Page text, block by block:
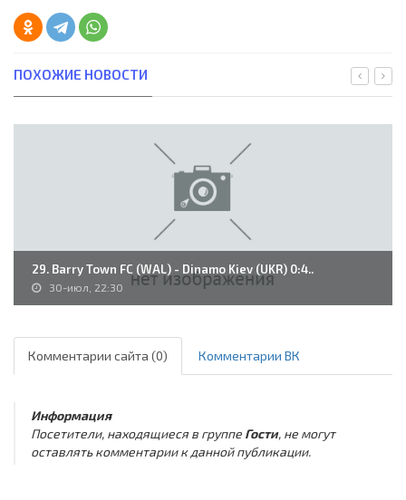
ПОХОЖИЕ НОВОСТИ
29. Barry Town FC (WAL) - Dinamo Kiev (UKR) 0:4..
30-июл, 22:30
Комментарии сайта (0) Комментарии ВК
Информация
Посетители, находящиеся в группе Гости, не могут
оставлять комментарии к данной публикации.